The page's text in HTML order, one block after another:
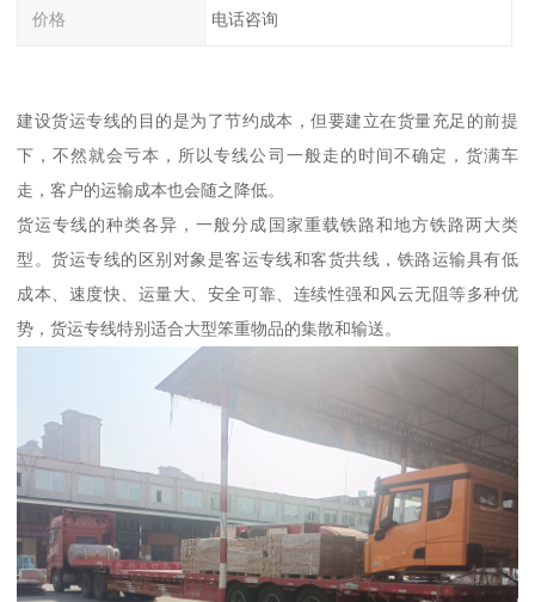
价格 电话咨询
建设货运专线的目的是为了节约成本，但要建立在货量充足的前提
下，不然就会亏本，所以专线公司一般走的时间不确定，货满车
走，客户的运输成本也会随之降低。
货运专线的种类各异，一般分成国家重载铁路和地方铁路两大类
型。货运专线的区别对象是客运专线和客货共线，铁路运输具有低
成本、速度快、运量大、安全可靠、连续性强和风云无阻等多种优
势，货运专线特别适合大型笨重物品的集散和输送。